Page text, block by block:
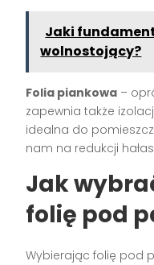
Jaki
wolnostojący?
Folia piankowa –
zapewnia także
idealna do
nam na redukcji
Jak
folię pod
Wybierając folię pod